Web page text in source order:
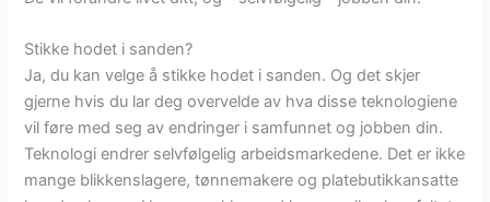
Stikke hodet i sanden?
Ja, du kan velge å stikke hodet i sanden. Og det skjer
gjerne hvis du lar deg overvelde av hva disse teknologiene
vil føre med seg av endringer i samfunnet og jobben din.
Teknologi endrer selvfølgelig arbeidsmarkedene. Det er ikke
mange blikkenslagere, tønnemakere og platebutikkansatte